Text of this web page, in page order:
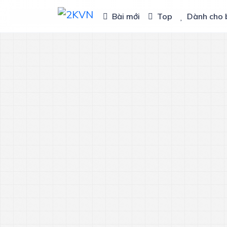
Bài mới Top Dành cho